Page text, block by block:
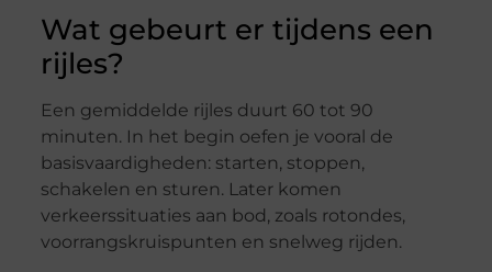
Wat gebeurt er tijdens een
rijles?
Een gemiddelde rijles duurt 60 tot 90
minuten. In het begin oefen je vooral de
basisvaardigheden: starten, stoppen,
schakelen en sturen. Later komen
verkeerssituaties aan bod, zoals rotondes,
voorrangskruispunten en snelweg rijden.